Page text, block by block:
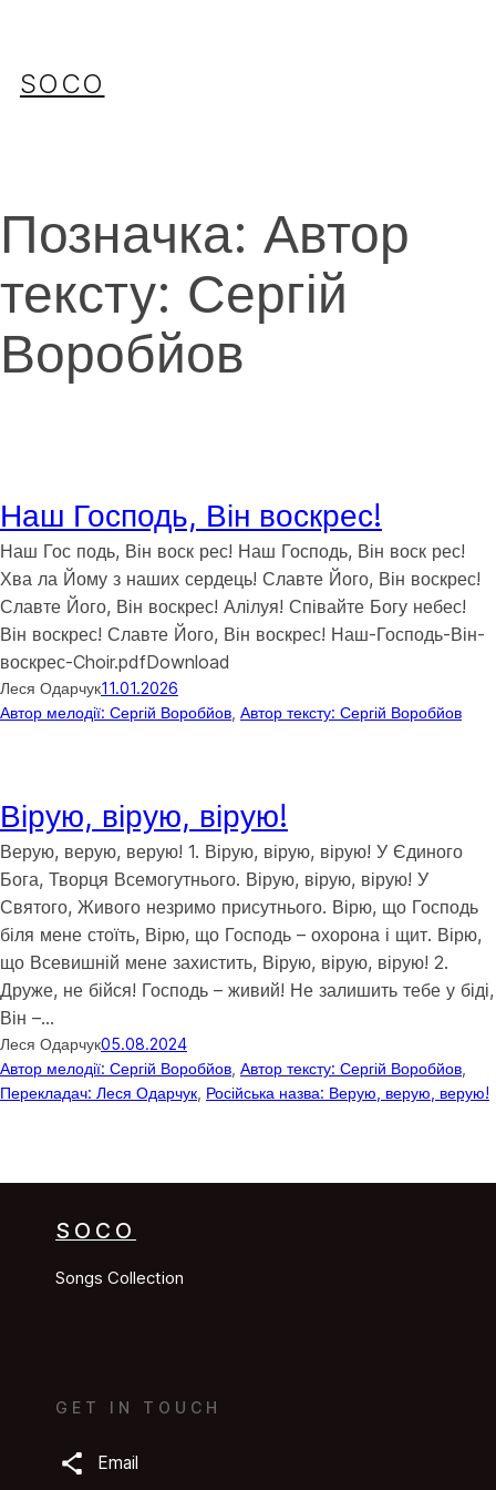
SOCO
Позначка: Автор
тексту: Сергій
Воробйов
Наш Господь, Він воскрес!
Наш Гос подь, Він воск рес! Наш Господь, Він воск рес!
Хва ла Йому з наших сердець! Славте Його, Він воскрес!
Славте Його, Він воскрес! Алілуя! Співайте Богу небес!
Він воскрес! Славте Його, Він воскрес! Наш-Господь-Він-
воскрес-Choir.pdfDownload
Леся Одарчук11.01.2026
Автор мелодії: Сергій Воробйов Автор тексту: Сергій Воробйов
Вірую, вірую, вірую!
Верую, верую, верую! 1. Вірую, вірую, вірую! У Єдиного
Бога, Творця Всемогутнього. Вірую, вірую, вірую! У
Святого, Живого незримо присутнього. Вірю, що Господь
біля мене стоїть, Вірю, що Господь – охорона і щит. Вірю,
що Всевишній мене захистить, Вірую, вірую, вірую! 2.
Друже, не бійся! Господь – живий! Не залишить тебе у біді,
Він –…
Леся Одарчук05.08.2024
Автор мелодії: Сергій Воробйов Автор тексту: Сергій Воробйов
Перекладач: Леся Одарчук Російська назва: Верую, верую, верую!
SOCO
Songs Collection
GET IN TOUCH
Email